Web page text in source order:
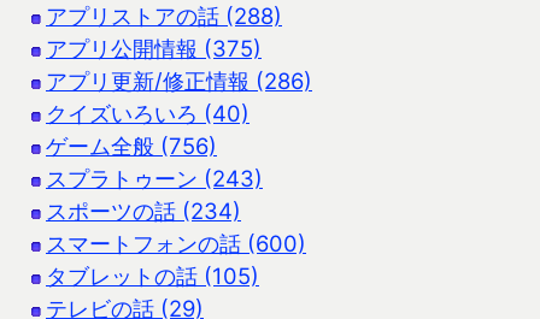
アプリストアの話 (288)
アプリ公開情報 (375)
アプリ更新/修正情報 (286)
クイズいろいろ (40)
ゲーム全般 (756)
スプラトゥーン (243)
スポーツの話 (234)
スマートフォンの話 (600)
タブレットの話 (105)
テレビの話 (29)